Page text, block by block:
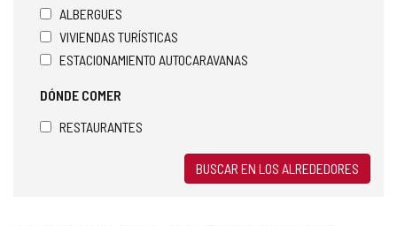
ALBERGUES
VIVIENDAS TURÍSTICAS
ESTACIONAMIENTO AUTOCARAVANAS
DÓNDE COMER
RESTAURANTES
BUSCAR EN LOS ALREDEDORES